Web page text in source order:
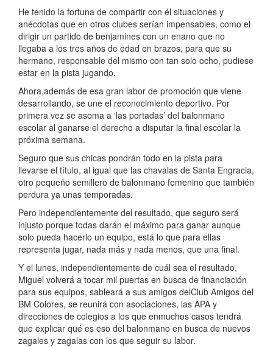
He tenido la fortuna de compartir con él situaciones y
anécdotas que en otros clubes serían impensables, como el
dirigir un partido de benjamines con un enano que no
llegaba a los tres años de edad en brazos, para que su
hermano, responsable del mismo con tan solo ocho, pudiese
estar en la pista jugando.
Ahora,además de esa gran labor de promoción que viene
desarrollando, se une el reconocimiento deportivo. Por
primera vez se asoma a ‘las portadas’ del balonmano
escolar al ganarse el derecho a disputar la final escolar la
próxima semana.
Seguro que sus chicas pondrán todo en la pista para
llevarse el título, al igual que las chavalas de Santa Engracia,
otro pequeño semillero de balonmano femenino que también
perdura ya unas temporadas.
Pero independientemente del resultado, que seguro será
injusto porque todas darán el máximo para ganar aunque
solo pueda hacerlo un equipo, está lo que para ellas
representa jugar, nada más y nada menos, que una final.
Y el lunes, independientemente de cuál sea el resultado,
Miguel volverá a tocar mil puertas en busca de financiación
para sus equipos, sableará a sus amigos delClub Amigos del
BM Colores, se reunirá con asociaciones, las APA y
direcciones de colegios a los que enmuchos casos tendrá
que explicar qué es eso del balonmano en busca de nuevos
zagales y zagalas con los que seguir su labor.